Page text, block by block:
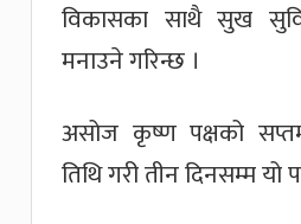
विकासका साथै सुख
मनाउने गरिन्छ ।
असोज कृष्ण पक्षको
तिथि गरी तीन दिनसम्म यो